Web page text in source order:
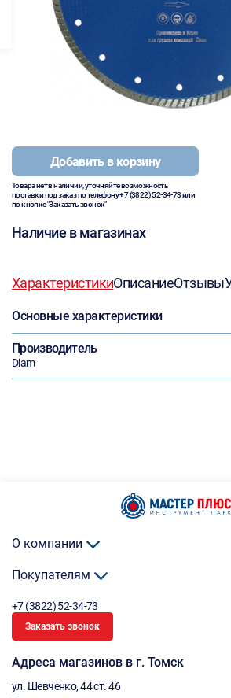
Добавить в корзину
Товара нет в наличии, уточняйте возможность
поставки под заказ по телефону+7 (3822) 52-34-73или
по кнопке "Заказать звонок"
Наличие в магазинах
ХарактеристикиОписаниеОтзывы
Основные характеристики
Производитель
Diam
О компании
Покупателям
+7 (3822) 52-34-73
Заказать звонок
Адреса магазинов в г. Томск
ул. Шевченко, 44 ст. 46